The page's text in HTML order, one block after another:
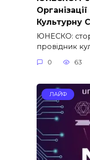
Культурну
ЮНЕСКО:
провідник
0 63
ЛАЙФ